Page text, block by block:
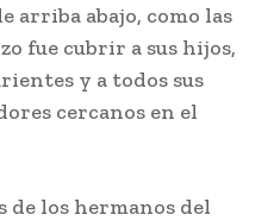
arriba abajo, como las
fue cubrir a sus hijos,
y a todos sus
cercanos en el
de los hermanos del